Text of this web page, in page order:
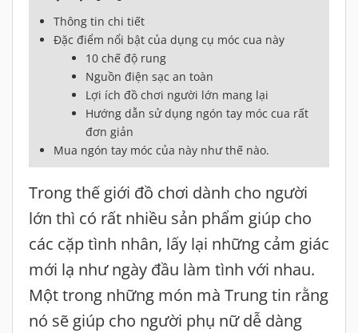
Thông tin chi tiết
Đặc điểm nổi bật của dụng cụ móc cua này
10 chế độ rung
Nguồn điện sạc an toàn
Lợi ích đồ chơi người lớn mang lại
Hướng dẫn sử dụng ngón tay móc cua rất
đơn giản
Mua ngón tay móc của này như thế nào.
Trong thế giới đồ chơi dành cho người
lớn thì có rất nhiều sản phẩm giúp cho
các cặp tình nhân, lấy lại những cảm giác
mới lạ như ngày đầu làm tình với nhau.
Một trong những món mà Trung tin rằng
nó sẽ giúp cho người phụ nữ dễ dàng